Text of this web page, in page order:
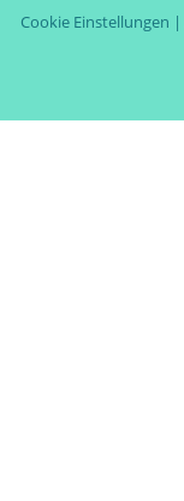
Cookie Einstellungen |